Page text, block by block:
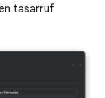
tasarruf